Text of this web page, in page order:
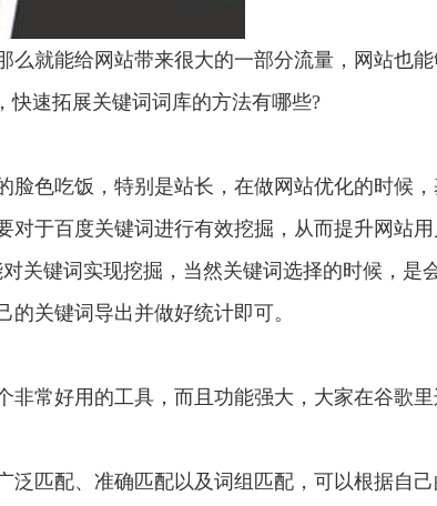
就能给网站带来很大的一部分流量，网站也能
快速拓展关键词词库的方法有哪些?
色吃饭，特别是站长，在做网站优化的时候
于百度关键词进行有效挖掘，从而提升网站
关键词实现挖掘，当然关键词选择的时候，是
关键词导出并做好统计即可。
常好用的工具，而且功能强大，大家在谷歌
匹配、准确匹配以及词组匹配，可以根据自